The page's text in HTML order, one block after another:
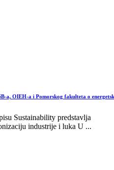
a, OIEH-a i Pomorskog fakulteta o
Sustainability predstavlja
industrije i luka U ...